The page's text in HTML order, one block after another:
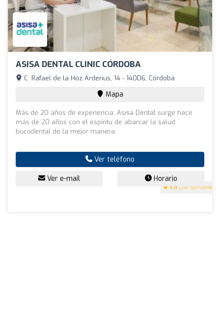
ASISA DENTAL CLINIC CÓRDOBA
4.8 (247 opiniones)
C. Rafael de la Hoz Arderius, 14 - 14006, Córdoba
Mapa
Más de 20 años de experiencia: Asisa Dental surge hace
más de 20 años con el espíritu de abarcar la salud
bucodental de la mejor manera.
Ver teléfono
Ver e-mail Horario